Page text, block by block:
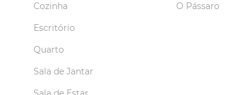
Cozinha
Escritório
Quarto
Sala de Jantar
O Pássaro